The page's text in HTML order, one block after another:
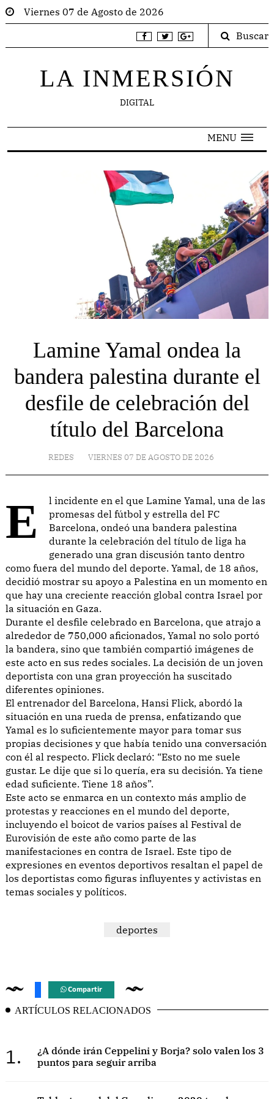
Viernes 07 de Agosto de 2026
Buscar
LA INMERSIÓN
DIGITAL
MENU
Lamine Yamal ondea la
bandera palestina durante el
desfile de celebración del
título del Barcelona
REDES VIERNES 07 DE AGOSTO DE 2026
El incidente en el que Lamine Yamal, una de las
promesas del fútbol y estrella del FC
Barcelona, ondeó una bandera palestina
durante la celebración del título de liga ha
generado una gran discusión tanto dentro
como fuera del mundo del deporte. Yamal, de 18 años,
decidió mostrar su apoyo a Palestina en un momento en
que hay una creciente reacción global contra Israel por
la situación en Gaza.
Durante el desfile celebrado en Barcelona, que atrajo a
alrededor de 750,000 aficionados, Yamal no solo portó
la bandera, sino que también compartió imágenes de
este acto en sus redes sociales. La decisión de un joven
deportista con una gran proyección ha suscitado
diferentes opiniones.
El entrenador del Barcelona, Hansi Flick, abordó la
situación en una rueda de prensa, enfatizando que
Yamal es lo suficientemente mayor para tomar sus
propias decisiones y que había tenido una conversación
con él al respecto. Flick declaró: “Esto no me suele
gustar. Le dije que si lo quería, era su decisión. Ya tiene
edad suficiente. Tiene 18 años”.
Este acto se enmarca en un contexto más amplio de
protestas y reacciones en el mundo del deporte,
incluyendo el boicot de varios países al Festival de
Eurovisión de este año como parte de las
manifestaciones en contra de Israel. Este tipo de
expresiones en eventos deportivos resaltan el papel de
los deportistas como figuras influyentes y activistas en
temas sociales y políticos.
deportes
Compartir
ARTÍCULOS RELACIONADOS
1.
¿A dónde irán Ceppelini y Borja? solo valen los 3
puntos para seguir arriba